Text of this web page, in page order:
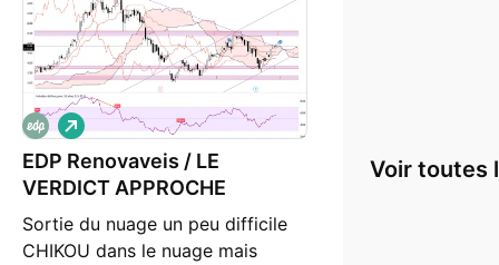
EDP Renovaveis / LE
VERDICT APPROCHE
Sortie du nuage un peu difficile
CHIKOU dans le nuage mais
L
o
n
g
Voir toutes